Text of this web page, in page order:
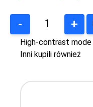
- +
High-contrast mode
Inni kupili również